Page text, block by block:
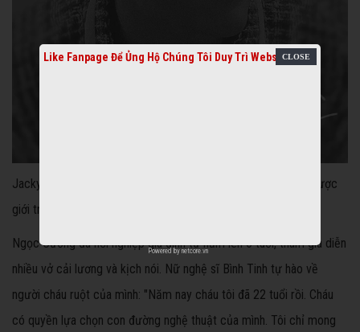
Jacky luôn tạo dấu ấn đẹp trong các tiết mục múa hiện đại được
giới trẻ yêu thích
Ngọc Cương đã nối nghiệp gia đình từ năm lên 6 tuổi, tham gia diễn
nhiều vở cải lương và kịch nói. Nữ nghệ sĩ Bình Tinh tự hào về
người cháu ruột của mình: "Năm nay cháu tôi đã 22 tuổi rồi. Cháu
có quyền lựa chọn con đường nghệ thuật của mình. Tôi chỉ mong
Like Fanpage Để Ủng Hộ Chúng Tôi Duy Trì Website
Powered by netcore.vn